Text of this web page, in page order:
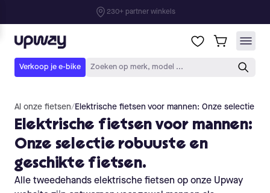
Al onze fietsen/Elektrische fietsen voor mannen: Onze selectie
Elektrische fietsen voor mannen:
Onze selectie robuuste en
geschikte fietsen.
Alle tweedehands elektrische fietsen op onze Upway